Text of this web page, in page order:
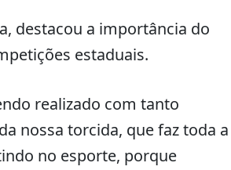
destacou a importância do
estaduais.
realizado com tanto
nossa torcida, que faz toda a
no esporte, porque